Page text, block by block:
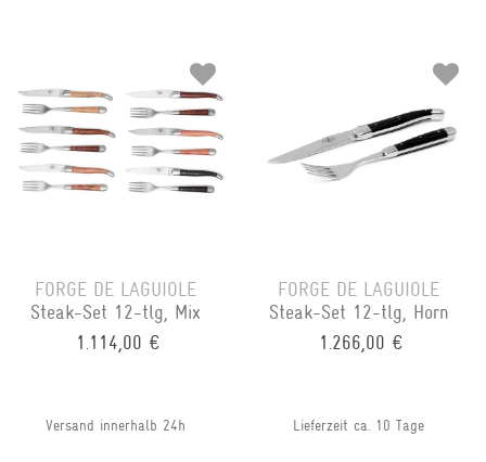
FORGE DE LAGUIOLE
Steak-Set 12-tlg, Mix
1.114,00 €
Versand innerhalb 24h
FORGE DE LAGUIOLE
Steak-Set 12-tlg, Horn
1.266,00 €
Lieferzeit ca. 10 Tage